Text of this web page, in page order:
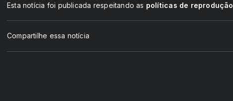
Esta notícia foi publicada respeitando as políticas de reprodução
Compartilhe essa notícia